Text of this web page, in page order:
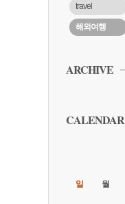
travel
해외여행
ARCHIVE
CALENDAR
일 월